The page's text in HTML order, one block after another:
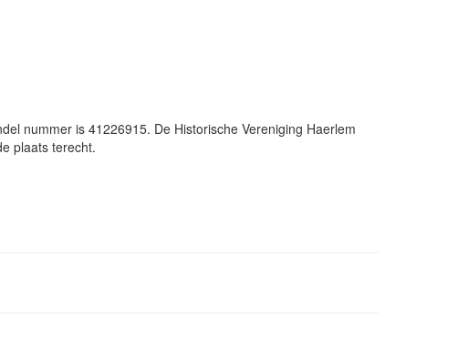
nummer is 41226915. De Historische Vereniging Haerlem
plaats terecht.